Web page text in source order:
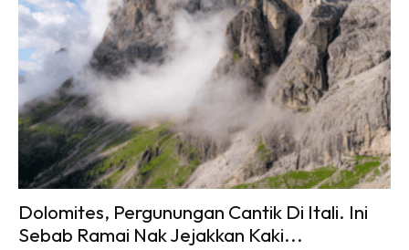
SHOPEE MY
Daim Minis Caramel
Chocolate 200g Halal
Milk Coklat Vir...
SHOPEE MY
CENDAWAN RANGUP BY
HERO CHEF
Dolomites, Pergunungan Cantik Di Itali. Ini
Sebab Ramai Nak Jejakkan Kaki...